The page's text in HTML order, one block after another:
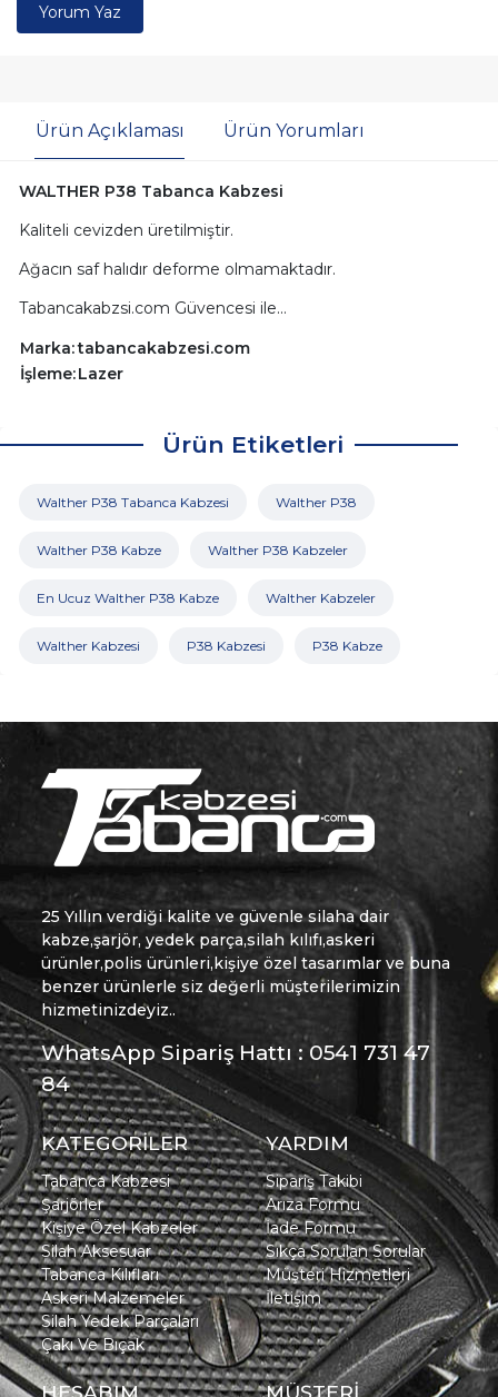
Yorum Yaz
Ürün Açıklaması Ürün Yorumları
WALTHER P38 Tabanca Kabzesi
Kaliteli cevizden üretilmiştir.
Ağacın saf halıdır deforme olmamaktadır.
Tabancakabzsi.com Güvencesi ile...
Marka:tabancakabzesi.com
İşleme:Lazer
Ürün Etiketleri
Walther P38 Tabanca Kabzesi Walther P38
Walther P38 Kabze Walther P38 Kabzeler
En Ucuz Walther P38 Kabze Walther Kabzeler
Walther Kabzesi P38 Kabzesi P38 Kabze
25 Yıllın verdiği kalite ve güvenle silaha dair
kabze,şarjör, yedek parça,silah kılıfı,askeri
ürünler,polis ürünleri,kişiye özel tasarımlar ve buna
benzer ürünlerle siz değerli müşterilerimizin
hizmetinizdeyiz..
WhatsApp Sipariş Hattı : 0541 731 47
84
KATEGORİLER
Tabanca Kabzesi
Şarjörler
Kişiye Özel Kabzeler
Silah Aksesuar
Tabanca Kılıfları
Askeri Malzemeler
Silah Yedek Parçaları
Çakı Ve Bıçak
YARDIM
Sipariş Takibi
Arıza Formu
İade Formu
Sıkça Sorulan Sorular
Müşteri Hizmetleri
İletişim